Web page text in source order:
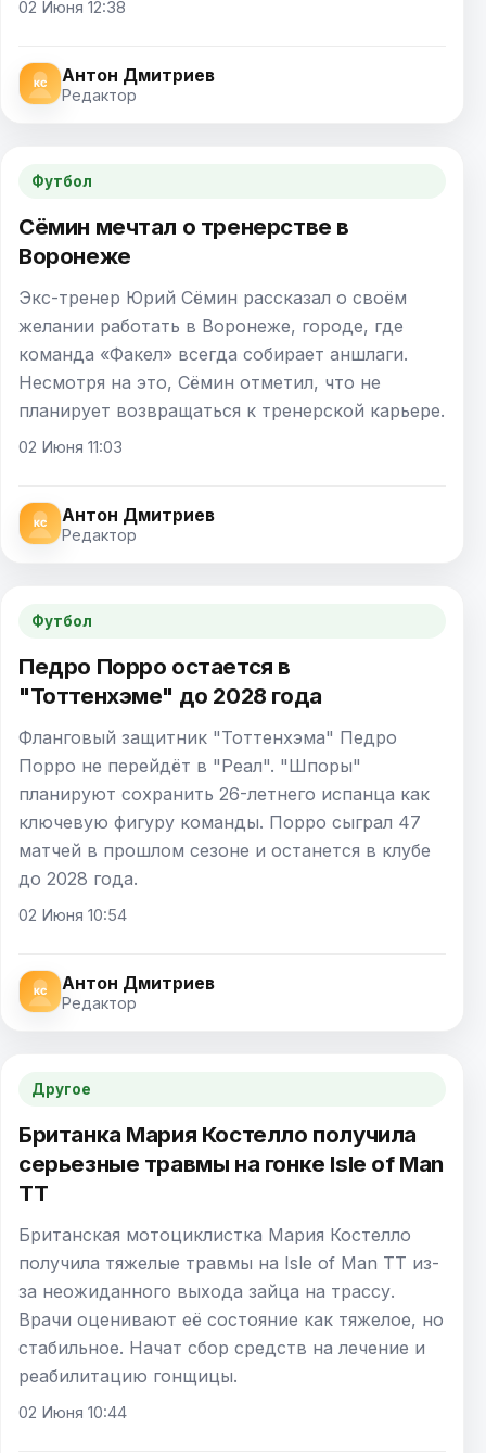
02 Июня 12:38
Антон Дмитриев
Редактор
Футбол
Сёмин мечтал о тренерстве в
Воронеже
Экс-тренер Юрий Сёмин рассказал о своём
желании работать в Воронеже, городе, где
команда «Факел» всегда собирает аншлаги.
Несмотря на это, Сёмин отметил, что не
планирует возвращаться к тренерской карьере.
02 Июня 11:03
Антон Дмитриев
Редактор
Футбол
Педро Порро остается в
"Тоттенхэме" до 2028 года
Фланговый защитник "Тоттенхэма" Педро
Порро не перейдёт в "Реал". "Шпоры"
планируют сохранить 26-летнего испанца как
ключевую фигуру команды. Порро сыграл 47
матчей в прошлом сезоне и останется в клубе
до 2028 года.
02 Июня 10:54
Антон Дмитриев
Редактор
Другое
Британка Мария Костелло получила
серьезные травмы на гонке Isle of Man
TT
Британская мотоциклистка Мария Костелло
получила тяжелые травмы на Isle of Man TT из-
за неожиданного выхода зайца на трассу.
Врачи оценивают её состояние как тяжелое, но
стабильное. Начат сбор средств на лечение и
реабилитацию гонщицы.
02 Июня 10:44